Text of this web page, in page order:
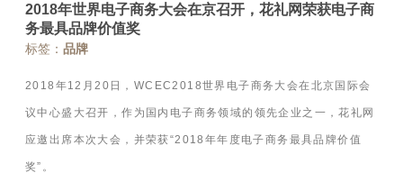
2018年世界电子商务大会在京召开，花礼网荣获电子商
务最具品牌价值奖
标签： 品牌
2018 年12 月20 日， WCEC2018世界电子商务大会在北京国际会
议中心盛大召开，作为国内电子商务领域的领先企业之一，花礼网
应邀出席本次大会，并荣获“2018 年年度电子商务最具品牌价值
奖”。